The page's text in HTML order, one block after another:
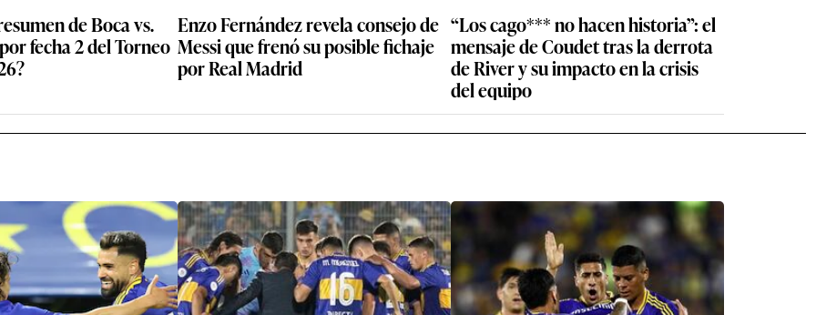
de Boca vs.
fecha 2 del Torneo
Enzo Fernández revela consejo de
Messi que frenó su posible fichaje
por Real Madrid
“Los cago*** no hacen historia”: el
mensaje de Coudet tras la derrota
de River y su impacto en la crisis
del equipo